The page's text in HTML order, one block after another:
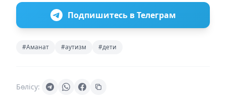
Подпишитесь в Телеграм
#Аманат #аутизм #дети
Бөлісу: